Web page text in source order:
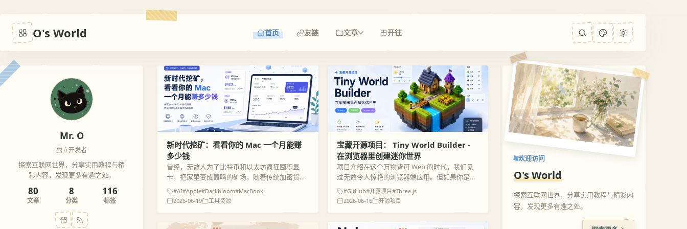
O's World 首页 友链 文章 开往
Mr. O
独立开发者
探索互联网世界，分享实用教程与精
彩内容，发现更多有趣之处。
80
文章
8
分类
116
标签
新时代挖矿：看看你的 Mac 一个月能赚
多少钱
曾经，无数人为了比特币和以太坊疯狂囤积显
卡，把家里变成轰鸣的矿场。随着传统加密货币
“显卡挖矿” 时代的逐渐降温，很多人以为用个人
电脑赚取被动收入的日子已经结束了。然而，随
#AI#Apple#Darkbloom#MacBook
2026-06-19
工具资源
宝藏开源项目： Tiny World Builder -
在浏览器里创建迷你世界
项目介绍在这个万物皆可 Web 的时代，我们见
过无数令人惊艳的浏览器端应用。但如果你是一
个热衷于 世界构建 、喜欢 沙盒游戏 ，或者对现
代前端与 3D 渲染技术充满热情的开发者，今天
#GitHub#开源项目#Three.js
2026-06-16
开源项目
欢迎访问
O's World
探索互联网世界，分享实用教程与精彩内
容，发现更多有趣之处。